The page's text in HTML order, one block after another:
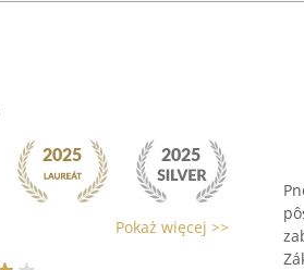
Pokaż więcej >>